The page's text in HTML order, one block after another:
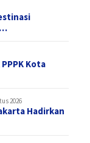
…
Kota
2026
Hadirkan